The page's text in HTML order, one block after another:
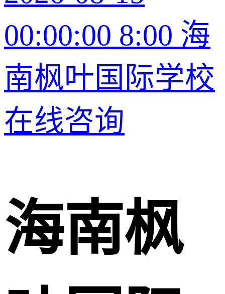
00:00:00 8:00 海
南枫叶国际学校
在线咨询
海南枫